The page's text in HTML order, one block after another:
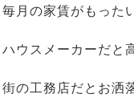
毎月の家賃がもった
ハウスメーカーだと
街の工務店だとお洒